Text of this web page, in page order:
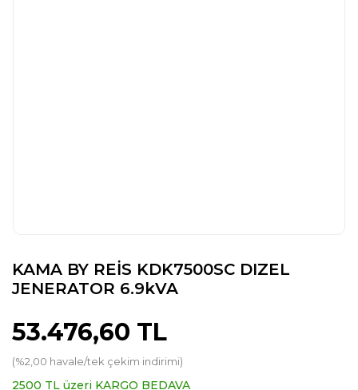
KAMA BY REİS KDK7500SC DIZEL
JENERATOR 6.9kVA
53.476,60 TL
(%2,00 havale/tek çekim indirimi)
2500 TL üzeri KARGO BEDAVA